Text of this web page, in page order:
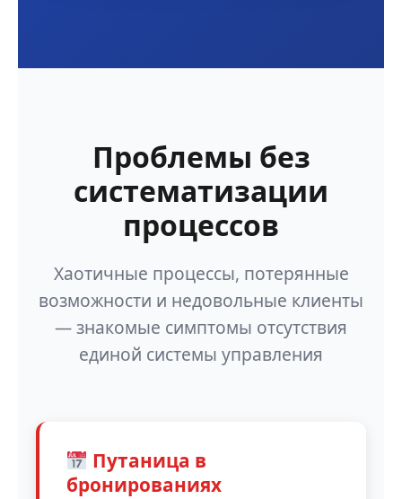
Проблемы без
систематизации
процессов
Хаотичные процессы, потерянные
возможности и недовольные клиенты
— знакомые симптомы отсутствия
единой системы управления
Путаница в
бронированиях